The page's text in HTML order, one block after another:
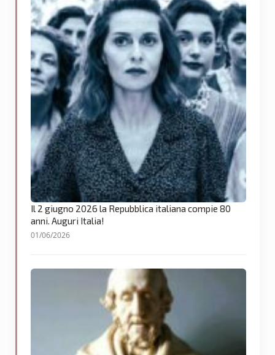
Il 2 giugno 2026 la Repubblica italiana compie 80
anni. Auguri Italia!
01/06/2026